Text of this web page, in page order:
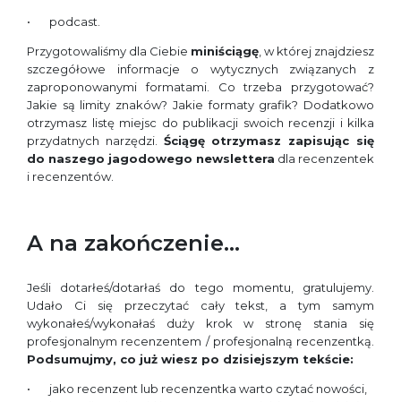
podcast.
Przygotowaliśmy dla Ciebie miniściągę , w której znajdziesz
szczegółowe informacje o wytycznych związanych z
zaproponowanymi formatami. Co trzeba przygotować?
Jakie są limity znaków? Jakie formaty grafik? Dodatkowo
otrzymasz listę miejsc do publikacji swoich recenzji i kilka
przydatnych narzędzi. Ściągę otrzymasz zapisując się
do naszego jagodowego newslettera dla recenzentek
i recenzentów.
A na zakończenie…
Jeśli dotarłeś/dotarłaś do tego momentu, gratulujemy.
Udało Ci się przeczytać cały tekst, a tym samym
wykonałeś/wykonałaś duży krok w stronę stania się
profesjonalnym recenzentem / profesjonalną recenzentką.
Podsumujmy, co już wiesz po dzisiejszym tekście:
jako recenzent lub recenzentka warto czytać nowości,